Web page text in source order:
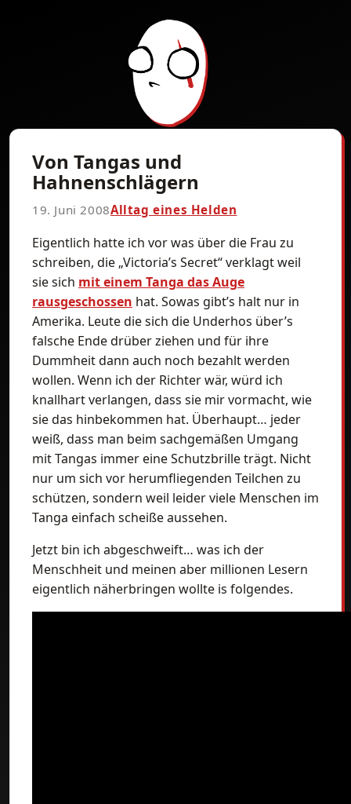
Von Tangas und
Hahnenschlägern
19. Juni 2008Alltag eines Helden
Eigentlich hatte ich vor was über die Frau zu
schreiben, die „Victoria’s Secret“ verklagt weil
sie sich mit einem Tanga das Auge
rausgeschossen hat. Sowas gibt’s halt nur in
Amerika. Leute die sich die Underhos über’s
falsche Ende drüber ziehen und für ihre
Dummheit dann auch noch bezahlt werden
wollen. Wenn ich der Richter wär, würd ich
knallhart verlangen, dass sie mir vormacht, wie
sie das hinbekommen hat. Überhaupt… jeder
weiß, dass man beim sachgemäßen Umgang
mit Tangas immer eine Schutzbrille trägt. Nicht
nur um sich vor herumfliegenden Teilchen zu
schützen, sondern weil leider viele Menschen im
Tanga einfach scheiße aussehen.
Jetzt bin ich abgeschweift… was ich der
Menschheit und meinen aber millionen Lesern
eigentlich näherbringen wollte is folgendes.